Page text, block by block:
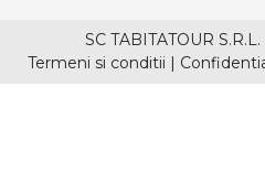
SC TABITATOUR S.R.L.
Termeni si conditii |